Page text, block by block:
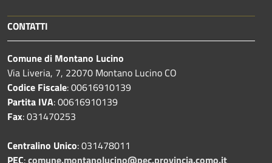
CONTATTI
Comune di Montano Lucino
Via Liveria, 7, 22070 Montano Lucino CO
Codice Fiscale: 00616910139
Partita IVA: 00616910139
Fax: 031470253
Centralino Unico: 031478011